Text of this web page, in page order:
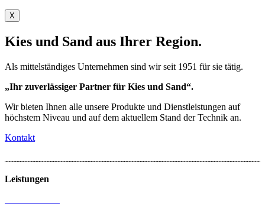
X
Kies und Sand aus Ihrer Region.
Als mittelständiges Unternehmen sind wir seit 1951 für sie tätig.
„Ihr zuverlässiger Partner für Kies und Sand“.
Wir bieten Ihnen alle unsere Produkte und Dienstleistungen auf
höchstem Niveau und auf dem aktuellem Stand der Technik an.
Kontakt
Leistungen